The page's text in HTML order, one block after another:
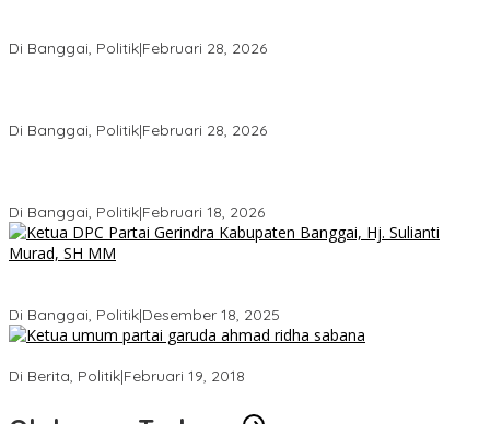
Di Banggai, Politik|Februari 28, 2026
Di Banggai, Politik|Februari 28, 2026
Di Banggai, Politik|Februari 18, 2026
Di Banggai, Politik|Desember 18, 2025
Di Berita, Politik|Februari 19, 2018